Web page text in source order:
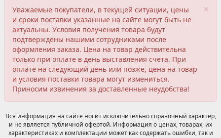
×
Уважаемые покупатели, в текущей ситуации, цены
и сроки поставки указанные на сайте могут быть не
актуальны. Условия получения товара будут
подтверждены нашими сотрудниками после
оформления заказа. Цена на товар действительна
только при оплате в день выставления счета. При
оплате на следующий день или позже, цена на товар
и условия поставки товара могут измениться.
Приносим извинения за доставленные неудобства!
Вся информация на сайте носит исключительно справочный характер,
и не является публичной офертой. Информация о ценах, товарах, их
характеристиках и комплектации может как содержать ошибки, так и